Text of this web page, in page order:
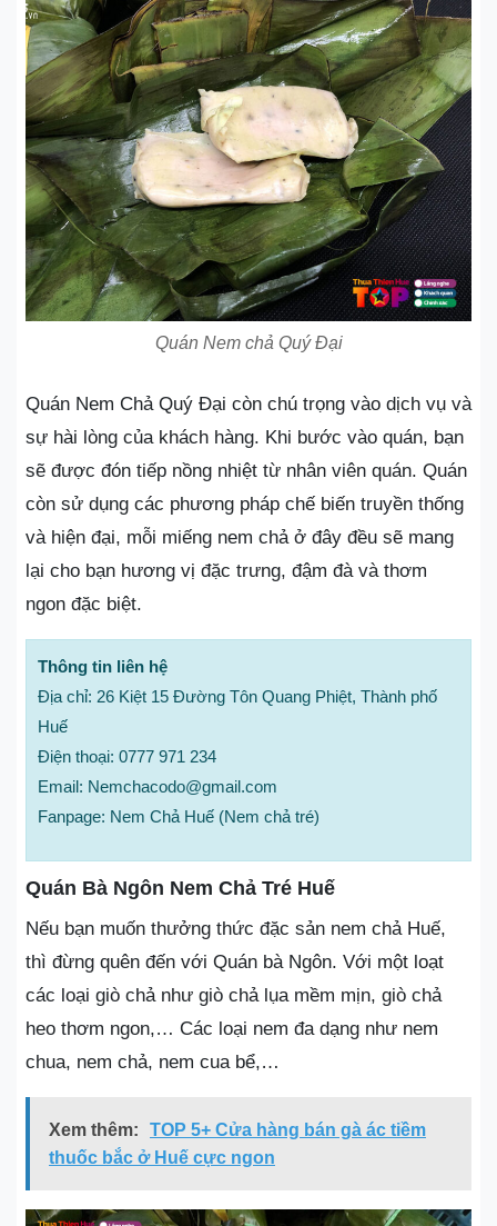
Quán Nem chả Quý Đại
Quán Nem Chả Quý Đại còn chú trọng vào dịch vụ và
sự hài lòng của khách hàng. Khi bước vào quán, bạn
sẽ được đón tiếp nồng nhiệt từ nhân viên quán. Quán
còn sử dụng các phương pháp chế biến truyền thống
và hiện đại, mỗi miếng nem chả ở đây đều sẽ mang
lại cho bạn hương vị đặc trưng, đậm đà và thơm
ngon đặc biệt.
Thông tin liên hệ
Địa chỉ: 26 Kiệt 15 Đường Tôn Quang Phiệt, Thành phố
Huế
Điện thoại: 0777 971 234
Email: Nemchacodo@gmail.com
Fanpage: Nem Chả Huế (Nem chả tré)
Quán Bà Ngôn Nem Chả Tré Huế
Nếu bạn muốn thưởng thức đặc sản nem chả Huế,
thì đừng quên đến với Quán bà Ngôn. Với một loạt
các loại giò chả như giò chả lụa mềm mịn, giò chả
heo thơm ngon,… Các loại nem đa dạng như nem
chua, nem chả, nem cua bể,…
Xem thêm:
TOP 5+ Cửa hàng bán gà ác tiềm
thuốc bắc ở Huế cực ngon